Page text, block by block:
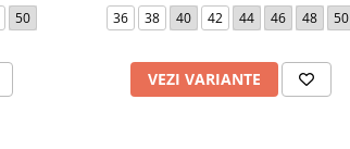
50 36 38 40 42 44 46 48 50
VEZI VARIANTE